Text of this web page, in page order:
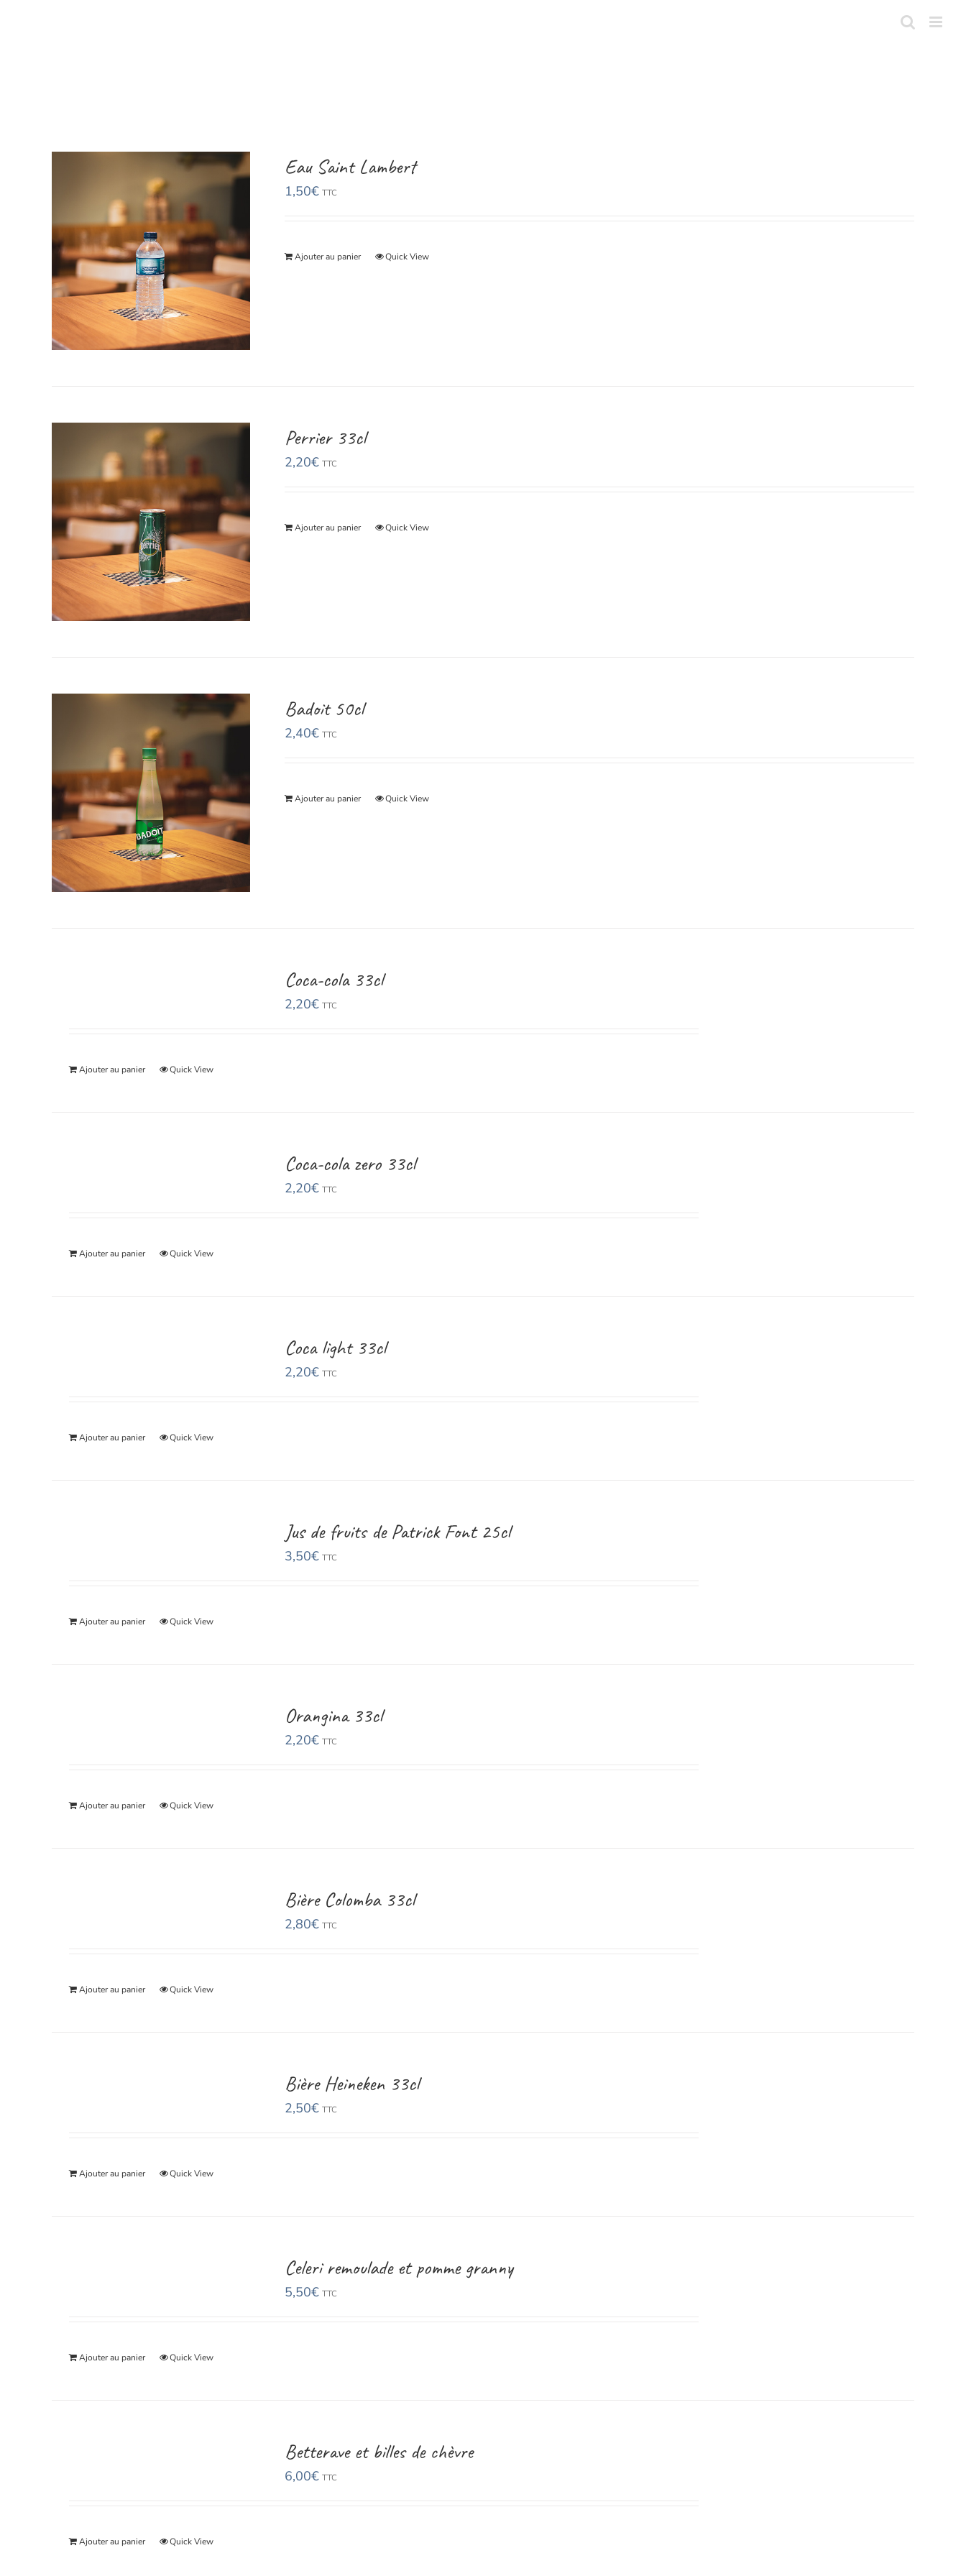
Eau Saint Lambert
1,50€ TTC
Ajouter au panier Quick View
Perrier 33cl
2,20€ TTC
Ajouter au panier Quick View
Badoit 50cl
2,40€ TTC
Ajouter au panier Quick View
Coca-cola 33cl
2,20€ TTC
Ajouter au panier Quick View
Coca-cola zero 33cl
2,20€ TTC
Ajouter au panier Quick View
Coca light 33cl
2,20€ TTC
Ajouter au panier Quick View
Jus de fruits de Patrick Font 25cl
3,50€ TTC
Ajouter au panier Quick View
Orangina 33cl
2,20€ TTC
Ajouter au panier Quick View
Bière Colomba 33cl
2,80€ TTC
Ajouter au panier Quick View
Bière Heineken 33cl
2,50€ TTC
Ajouter au panier Quick View
Celeri remoulade et pomme granny
5,50€ TTC
Ajouter au panier Quick View
Betterave et billes de chèvre
6,00€ TTC
Ajouter au panier Quick View